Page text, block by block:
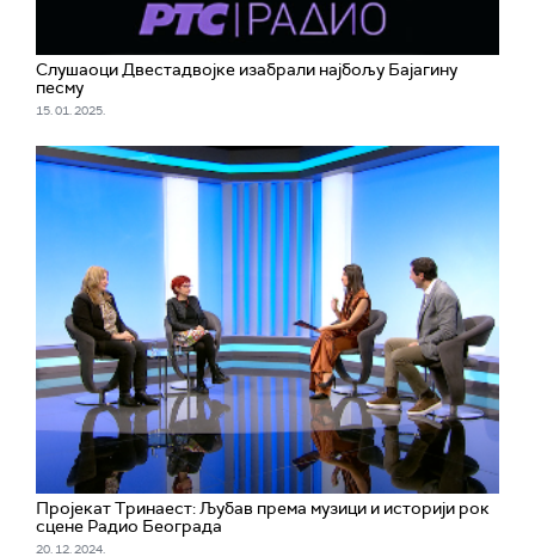
Слушаоци Двестадвојке изабрали најбољу Бајагину
песму
15. 01. 2025.
Пројекат Тринаест: Љубав према музици и историји рок
сцене Радио Београда
20. 12. 2024.